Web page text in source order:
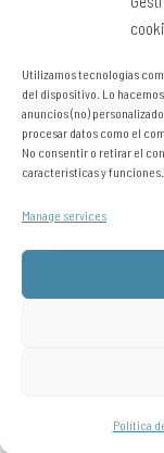
Utilizamos tecnologías
del dispositivo. Lo
anuncios (no)
procesar datos como el
No consentir o retirar el
características y funciones.
Manage services
Política
Está visitando